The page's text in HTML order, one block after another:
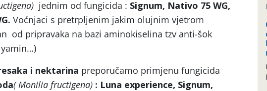
jednim od fungicida : Signum, Nativo 75 WG,
Voćnjaci s pretrpljenim jakim olujnim vjetrom
od pripravaka na bazi aminokiselina tzv anti-šok
i nektarina preporučamo primjenu fungicida
( Monilia fructigena) : Luna experience, Signum,